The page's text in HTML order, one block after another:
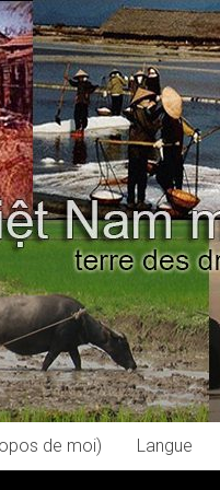
de moi) Langue